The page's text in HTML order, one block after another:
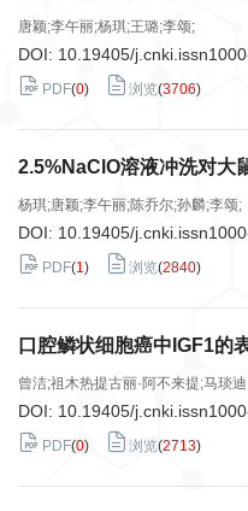
唐颖;李午丽;杨琪;王璐;李颂;
DOI: 10.19405/
PDF(0) 浏览(3706)
2.5%NaClO溶液冲洗对大
杨琪;唐颖;李午丽;陈乔尔;孙麟;李颂;
DOI: 10.19405/
PDF(1) 浏览(2840)
口腔鳞状细胞癌中IGF1的
曾洁;祖木热提古丽·阿不来提;马琰
DOI: 10.19405/
PDF(0) 浏览(2713)